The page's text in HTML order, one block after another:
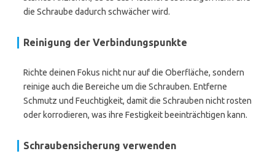
die Schraube dadurch schwächer wird.
Reinigung der Verbindungspunkte
Richte deinen Fokus nicht nur auf die Oberfläche, sondern
reinige auch die Bereiche um die Schrauben. Entferne
Schmutz und Feuchtigkeit, damit die Schrauben nicht rosten
oder korrodieren, was ihre Festigkeit beeinträchtigen kann.
Schraubensicherung verwenden